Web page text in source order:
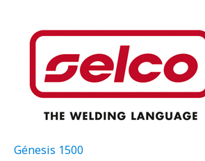
Génesis 1500